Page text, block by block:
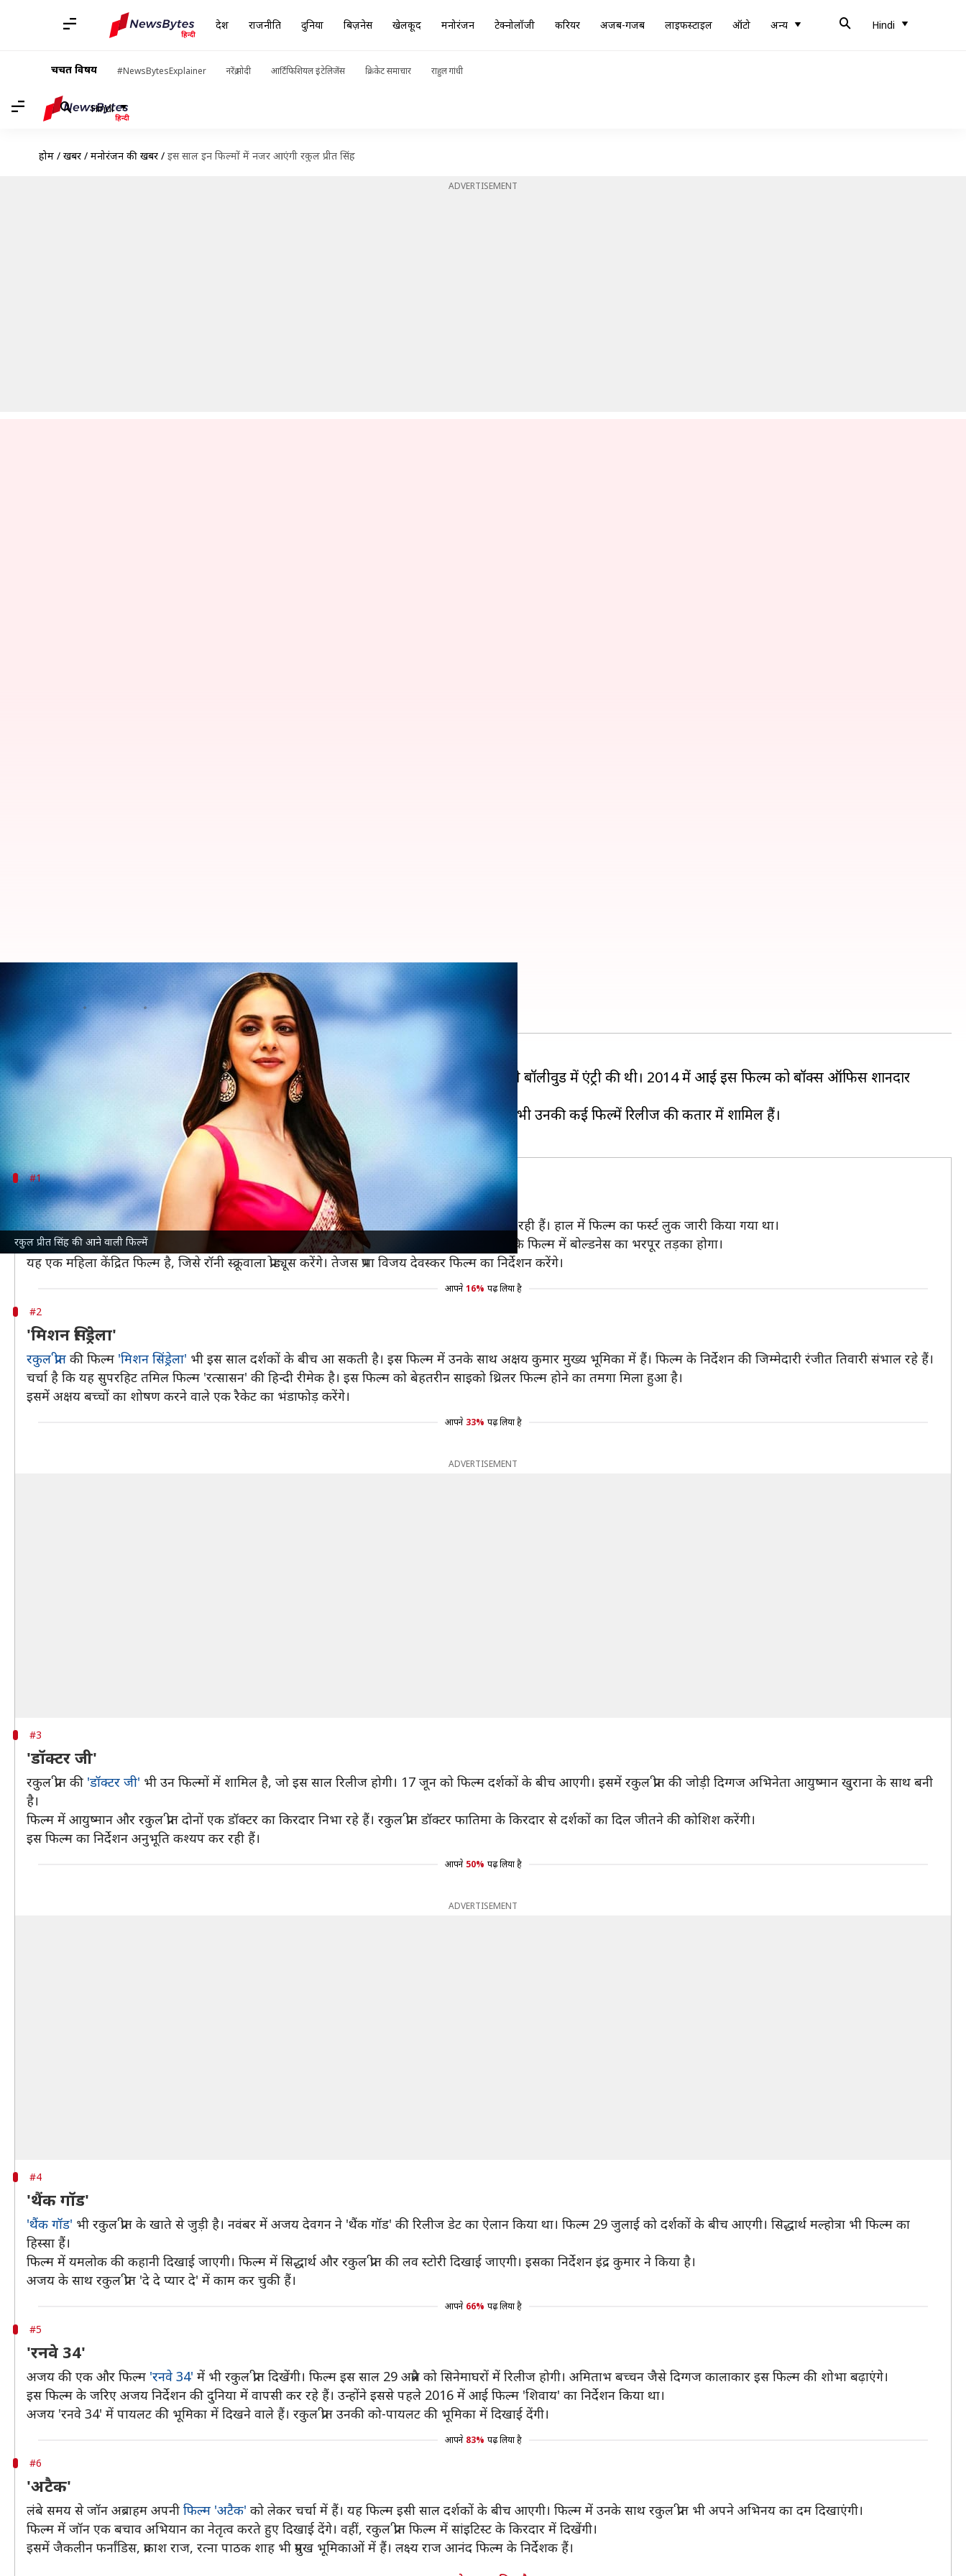
देश राजनीति दुनिया बिज़नेस खेलकूद मनोरंजन टेक्नोलॉजी करियर अजब-गजब लाइफस्टाइल ऑटो अन्य Hindi
चर्चित विषय #NewsBytesExplainer नरेंद्र मोदी आर्टिफिशियल इंटेलिजेंस क्रिकेट समाचार राहुल गांधी
Hindi
होम / खबरें / मनोरंजन की खबरें / इस साल इन फिल्मों में नजर आएंगी रकुल प्रीत सिंह
ADVERTISEMENT
रकुल प्रीत सिंह की आने वाली फिल्में
इस साल इन फिल्मों में नजर आएंगी रकुल प्रीत सिंह
Jan 20, 2022 08:00 am
क्या है खबर?
रकुल प्रीत सिंह
साउथ की लोकप्रिय अदाकारा रही हैं। उन्होंने दिव्या खोसला कुमार की फिल्म 'यारियां' से बॉलीवुड में एंट्री की थी। 2014 में आई इस फिल्म को बॉक्स ऑफिस शानदार
प्रतिक्रिया मिली थी।
इसके बाद रकुल प्रीत ने एक के बाद एक कई बड़ी फिल्मों में अपनी उपस्थिति दर्ज कराई है। इस साल भी उनकी कई फिल्में रिलीज की कतार में शामिल हैं।
#1
'छतरीवाली'
रकुल प्रीत 'छतरीवाली'को लेकर लाइम लाइट में हैं। फिल्म में वह एक कॉन्डम टेस्टर का बोल्ड किरदार निभा रही हैं। हाल में फिल्म का फर्स्ट लुक जारी किया गया था।
फर्स्ट लुक में रकुल प्रीत कॉन्डम के एक पैकेट के साथ अपना पोज देती हुई दिखी थीं। इससे जाहिर होता है कि फिल्म में बोल्डनेस का भरपूर तड़का होगा।
यह एक महिला केंद्रित फिल्म है, जिसे रॉनी स्क्रूवाला प्रोड्यूस करेंगे। तेजस प्रभा विजय देवस्कर फिल्म का निर्देशन करेंगे।
आपने 16% पढ़ लिया है
#2
'मिशन सिंड्रेला'
रकुल प्रीत की फिल्म 'मिशन सिंड्रेला' भी इस साल दर्शकों के बीच आ सकती है। इस फिल्म में उनके साथ अक्षय कुमार मुख्य भूमिका में हैं। फिल्म के निर्देशन की जिम्मेदारी रंजीत तिवारी संभाल रहे हैं।
चर्चा है कि यह सुपरहिट तमिल फिल्म 'रत्सासन' की हिन्दी रीमेक है। इस फिल्म को बेहतरीन साइको थ्रिलर फिल्म होने का तमगा मिला हुआ है।
इसमें अक्षय बच्चों का शोषण करने वाले एक रैकेट का भंडाफोड़ करेंगे।
आपने 33% पढ़ लिया है
ADVERTISEMENT
#3
'डॉक्टर जी'
रकुल प्रीत की 'डॉक्टर जी' भी उन फिल्मों में शामिल है, जो इस साल रिलीज होगी। 17 जून को फिल्म दर्शकों के बीच आएगी। इसमें रकुल प्रीत की जोड़ी दिग्गज अभिनेता आयुष्मान खुराना के साथ बनी
है।
फिल्म में आयुष्मान और रकुल प्रीत दोनों एक डॉक्टर का किरदार निभा रहे हैं। रकुल प्रीत डॉक्टर फातिमा के किरदार से दर्शकों का दिल जीतने की कोशिश करेंगी।
इस फिल्म का निर्देशन अनुभूति कश्यप कर रही हैं।
आपने 50% पढ़ लिया है
ADVERTISEMENT
#4
'थैंक गॉड'
'थैंक गॉड' भी रकुल प्रीत के खाते से जुड़ी है। नवंबर में अजय देवगन ने 'थैंक गॉड' की रिलीज डेट का ऐलान किया था। फिल्म 29 जुलाई को दर्शकों के बीच आएगी। सिद्धार्थ मल्होत्रा भी फिल्म का
हिस्सा हैं।
फिल्म में यमलोक की कहानी दिखाई जाएगी। फिल्म में सिद्धार्थ और रकुल प्रीत की लव स्टोरी दिखाई जाएगी। इसका निर्देशन इंद्र कुमार ने किया है।
अजय के साथ रकुल प्रीत 'दे दे प्यार दे' में काम कर चुकी हैं।
आपने 66% पढ़ लिया है
#5
'रनवे 34'
अजय की एक और फिल्म 'रनवे 34' में भी रकुल प्रीत दिखेंगी। फिल्म इस साल 29 अप्रैल को सिनेमाघरों में रिलीज होगी। अमिताभ बच्चन जैसे दिग्गज कालाकार इस फिल्म की शोभा बढ़ाएंगे।
इस फिल्म के जरिए अजय निर्देशन की दुनिया में वापसी कर रहे हैं। उन्होंने इससे पहले 2016 में आई फिल्म 'शिवाय' का निर्देशन किया था।
अजय 'रनवे 34' में पायलट की भूमिका में दिखने वाले हैं। रकुल प्रीत उनकी को-पायलट की भूमिका में दिखाई देंगी।
आपने 83% पढ़ लिया है
#6
'अटैक'
लंबे समय से जॉन अब्राहम अपनी फिल्म 'अटैक' को लेकर चर्चा में हैं। यह फिल्म इसी साल दर्शकों के बीच आएगी। फिल्म में उनके साथ रकुल प्रीत भी अपने अभिनय का दम दिखाएंगी।
फिल्म में जॉन एक बचाव अभियान का नेतृत्व करते हुए दिखाई देंगे। वहीं, रकुल प्रीत फिल्म में सांइटिस्ट के किरदार में दिखेंगी।
इसमें जैकलीन फर्नांडिस, प्रकाश राज, रत्ना पाठक शाह भी प्रमुख भूमिकाओं में हैं। लक्ष्य राज आनंद फिल्म के निर्देशक हैं।